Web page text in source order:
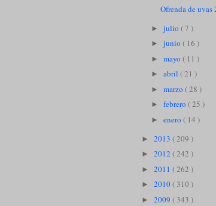
Ofrenda de uvas
► julio ( 7 )
► junio ( 16 )
► mayo ( 11 )
► abril ( 21 )
► marzo ( 28 )
► febrero ( 25 )
► enero ( 14 )
► 2013 ( 209 )
► 2012 ( 242 )
► 2011 ( 262 )
► 2010( 310 )
► 2009 ( 343 )